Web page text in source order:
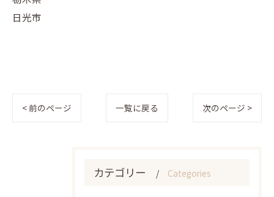
日光市
< 前のページ 一覧に戻る 次のページ >
カテゴリー Categories